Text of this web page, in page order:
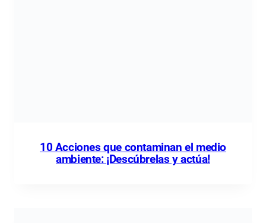
10 Acciones que contaminan el medio
ambiente: ¡Descúbrelas y actúa!